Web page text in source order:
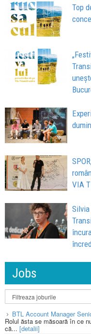
Top
VIA
Jobs
BTL Account Manager
Rolul ăsta se măsoară în ce
că... [detalii]